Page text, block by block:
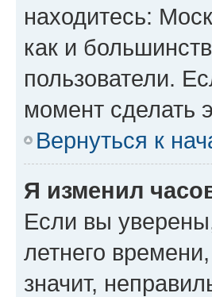
находитесь:
как и
пользователи.
момент сделать
Вернуться к
Я изменил
Если вы
летнего
значит,